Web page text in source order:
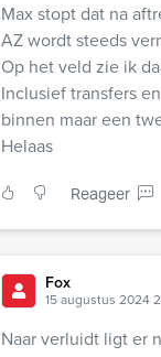
Max stopt dat na
AZ wordt steeds
Op het veld zie ik
Inclusief transfers
binnen maar een
Helaas
Reageer
Fox
15 augustus 2024
Naar verluidt ligt er